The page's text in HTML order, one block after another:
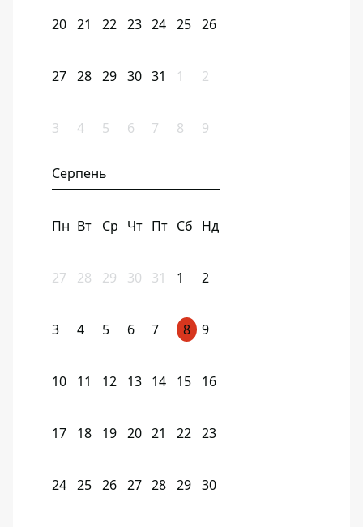
20 21 22 23 24 25 26
27 28 29 30 31 1 2
3 4 5 6 7 8 9
Серпень
Пн Вт Ср Чт Пт Сб Нд
27 28 29 30 31 1 2
3 4 5 6 7 8 9
10 11 12 13 14 15 16
17 18 19 20 21 22 23
24 25 26 27 28 29 30